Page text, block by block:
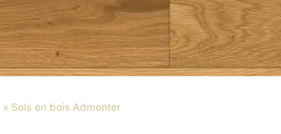
» Sols en bois Admonter